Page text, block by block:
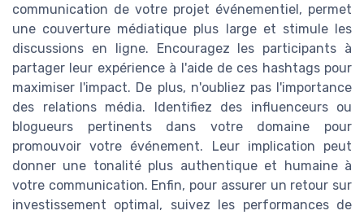
communication de votre projet événementiel, permet
une couverture médiatique plus large et stimule les
discussions en ligne. Encouragez les participants à
partager leur expérience à l'aide de ces hashtags pour
maximiser l'impact. De plus, n'oubliez pas l'importance
des relations média. Identifiez des influenceurs ou
blogueurs pertinents dans votre domaine pour
promouvoir votre événement. Leur implication peut
donner une tonalité plus authentique et humaine à
votre communication. Enfin, pour assurer un retour sur
investissement optimal, suivez les performances de